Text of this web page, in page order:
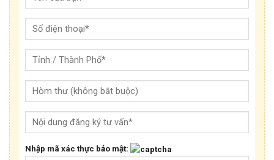
Nhập mã xác thực bảo mật: